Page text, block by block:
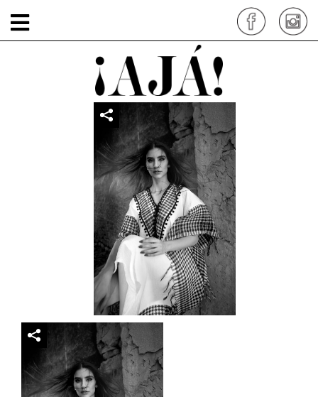
Copia de AIV02742
por: siteadmin